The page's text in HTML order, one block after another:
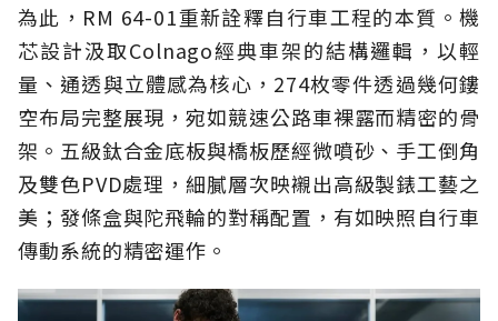
為此，RM 64-01重新詮釋自行車工程的本質。機
芯設計汲取Colnago經典車架的結構邏輯，以輕
量、通透與立體感為核心，274枚零件透過幾何鏤
空布局完整展現，宛如競速公路車裸露而精密的骨
架。五級鈦合金底板與橋板歷經微噴砂、手工倒角
及雙色PVD處理，細膩層次映襯出高級製錶工藝之
美；發條盒與陀飛輪的對稱配置，有如映照自行車
傳動系統的精密運作。